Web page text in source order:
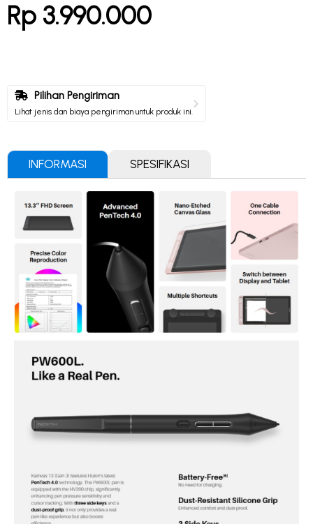
Rp 3.990.000
Pilihan Pengiriman
Lihat jenis dan biaya pengiriman untuk produk ini.
INFORMASI SPESIFIKASI